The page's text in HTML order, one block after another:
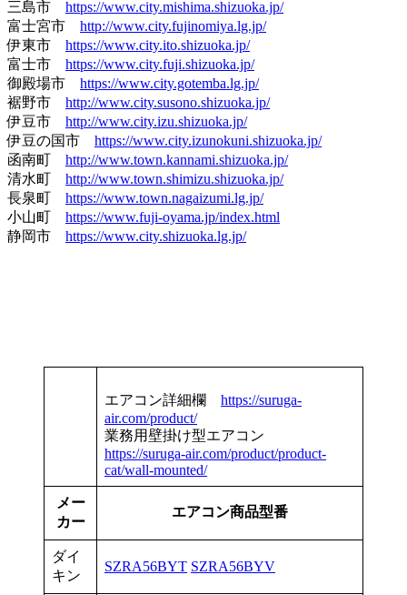
三島市 https://www.city.mishima.shizuoka.jp/
富士宮市 http://www.city.fujinomiya.lg.jp/
伊東市 https://www.city.ito.shizuoka.jp/
富士市 https://www.city.fuji.shizuoka.jp/
御殿場市 https://www.city.gotemba.lg.jp/
裾野市 http://www.city.susono.shizuoka.jp/
伊豆市 http://www.city.izu.shizuoka.jp/
伊豆の国市 https://www.city.izunokuni.shizuoka.jp/
函南町 http://www.town.kannami.shizuoka.jp/
清水町 http://www.town.shimizu.shizuoka.jp/
長泉町 https://www.town.nagaizumi.lg.jp/
小山町 https://www.fuji-oyama.jp/index.html
静岡市 https://www.city.shizuoka.lg.jp/
エアコン詳細欄 https://suruga-
air.com/product/
業務用壁掛け型エアコン
https://suruga-air.com/product/product-
cat/wall-mounted/
メー
カー
エアコン商品型番
ダイ
キン
SZRA56BYT SZRA56BYV